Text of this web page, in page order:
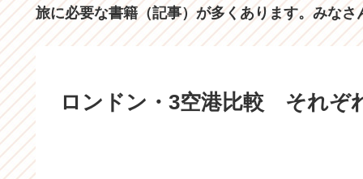
旅に必要な書籍（記事）が多くあります。みな
ロンドン・3空港比較 それぞ